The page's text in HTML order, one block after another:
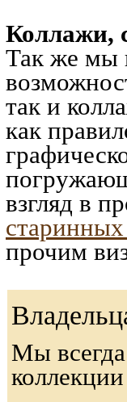
Коллажи,
Так же мы
так и
как
взгляд в
прочим
Мы